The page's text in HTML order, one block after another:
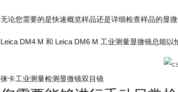
无论您需要的是快速概览样品还是详细检查样品的显
Leica DM4 M 和 Leica DM6 M 工业测量显微镜总能以
徕卡工业测量检测显微镜双目镜